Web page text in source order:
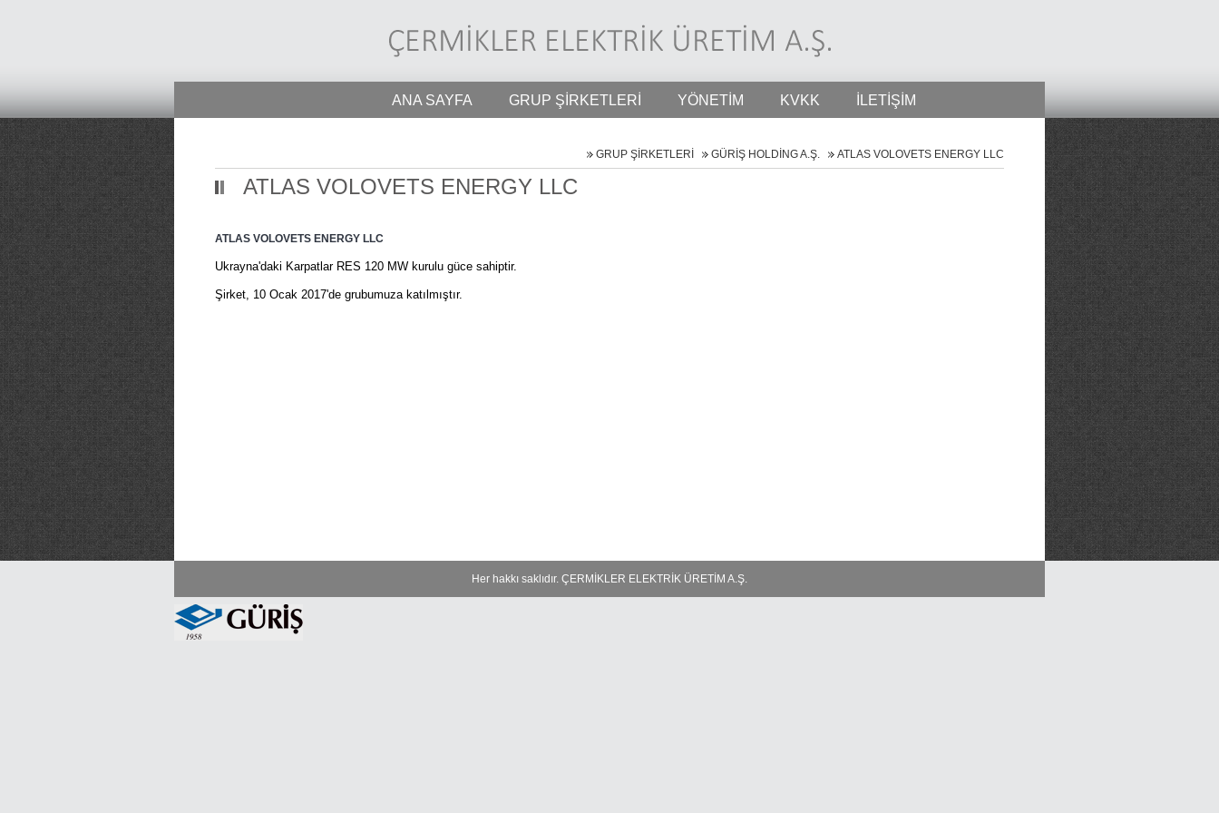
ANA SAYFA GRUP ŞİRKETLERİ YÖNETİM KVKK İLETİŞİM
GRUP ŞİRKETLERİ GÜRİŞ HOLDİNG A.Ş. ATLAS VOLOVETS ENERGY LLC
ATLAS VOLOVETS ENERGY LLC
ATLAS VOLOVETS ENERGY LLC
Ukrayna'daki Karpatlar RES 120 MW kurulu güce sahiptir.
Şirket, 10 Ocak 2017'de grubumuza katılmıştır.
Her hakkı saklıdır. ÇERMİKLER ELEKTRİK ÜRETİM A.Ş.